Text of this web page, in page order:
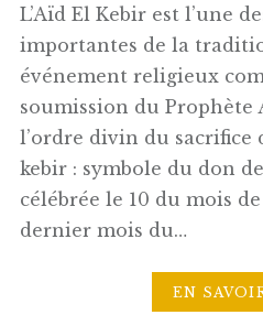
L’Aïd El Kebir est l’une
importantes de la
événement religieux
soumission du Prophète
l’ordre divin du sacrifice
kebir : symbole du don
célébrée le 10 du mois
dernier mois du…
EN